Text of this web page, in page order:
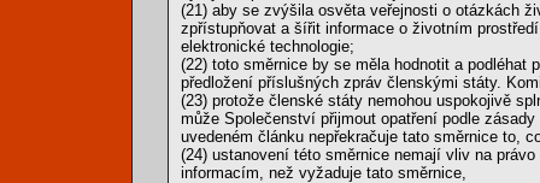
(21) aby se zvýšila osvěta veřejnosti o otázkách
zpřístupňovat a šířit informace o životním
elektronické technologie;
(22) toto směrnice by se měla hodnotit a
předložení příslušných zpráv členskými státy.
(23) protože členské státy nemohou uspokojivě
může Společenství přijmout opatření podle
uvedeném článku nepřekračuje tato směrnice to,
(24) ustanovení této směrnice nemají vliv na
informacím, než vyžaduje tato směrnice,